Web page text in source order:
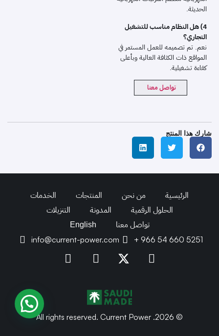
الحديثة.
4) هل النظام مناسب للتشغيل
التجاري؟
نعم. تم تصميمه للعمل المستمر في
المواقع ذات الكثافة العالية وبأعلى
كفاءة تشغيلية.
تواصل معنا
شارك هذا المنتج
الرئيسية من نحن المنتجات
الخدمات
الحلول الرقمية
المدونة
التنزيلات
تواصل معنا
English
info@current-power.com + 966 54 660 5251
© 2026. All rights reserved. Current Power